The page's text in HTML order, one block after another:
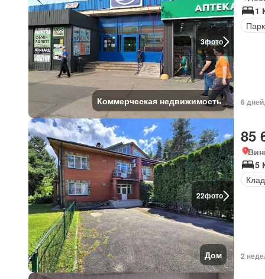
3фото
Коммерческая недвижимость
1
6
22фото
Дом
85
5
2